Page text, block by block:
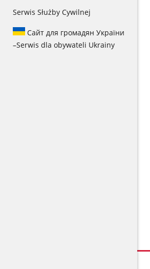
Serwis Służby Cywilnej
Сайт для громадян України
–Serwis dla obywateli Ukrainy